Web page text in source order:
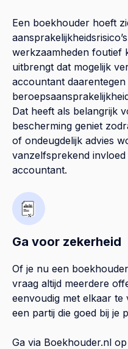
Een boekhouder hoeft
werkzaamheden foutief
uitbrengt dat mogelijk
accountant
Dat heeft als belangrijk
bescherming geniet
of ondeugdelijk advies
vanzelfsprekend
accountant.
Ga voor zekerheid
Of je nu een
vraag altijd meerdere
eenvoudig met elkaar te
een partij die goed bij je
Ga via Boekhouder.nl